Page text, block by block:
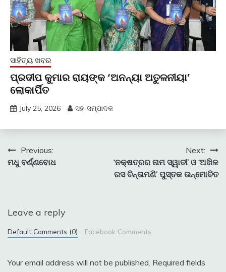
ସାହିତ୍ୟ ଖବର
ପ୍ରଦୀପ କୁମାର ରାୟଙ୍କ ‘ଅନନ୍ୟା ଅତୁଳନୀୟା’
ଲୋକାର୍ପିତ
July 25, 2026 ସହ-ସମ୍ପାଦକ
Post
navigation
Previous:
ମଧୁ ବର୍ଣ୍ଣବୋଧ
Next:
‘ନକ୍ଷତ୍ରର ନାମ ସ୍ୱାତୀ’ ଓ ‘ଅଖିଳ
ରସ ଚିନ୍ତାମଣି’ ପୁସ୍ତକ ଉନ୍ମୋଚିତ
Leave a reply
Default Comments (0) Facebook Comments
Your email address will not be published. Required fields